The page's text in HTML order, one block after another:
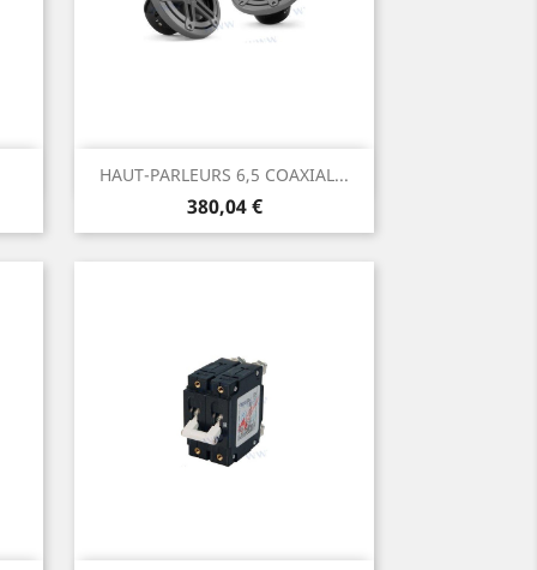
HAUT-PARLEURS 6,5 COAXIAL...
Prix
380,04 €
Aperçu rapide